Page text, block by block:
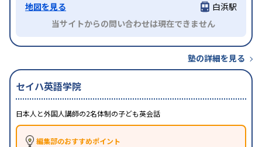
地図を見る
白浜駅
当サイトからの問い合わせは現在できません
塾の詳細を見る
セイハ英語学院
日本人と外国人講師の2名体制の子ども英会話
編集部のおすすめポイント